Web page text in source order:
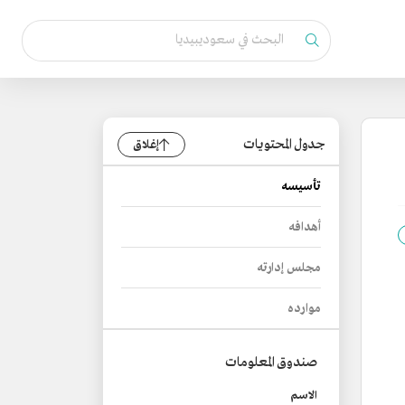
جدول المحتويات إغلاق
تأسيسه
أهدافه
مجلس إدارته
موارده
صندوق المعلومات
الاسم